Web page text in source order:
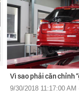
Vì sao phải căn chỉnh
9/30/2018 11:17:00 AM